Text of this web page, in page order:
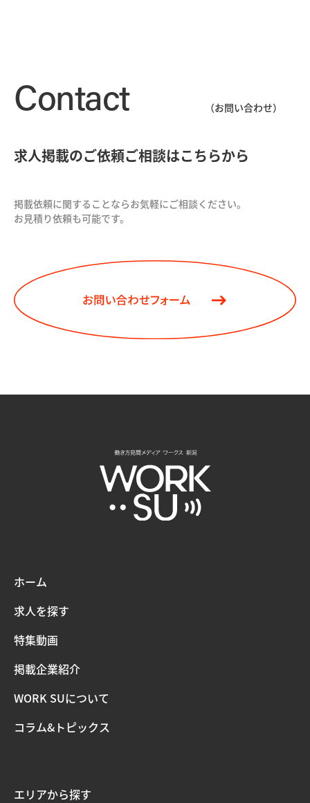
（お問い合わせ）
Contact
求人掲載のご依頼ご相談はこちらから
掲載依頼に関することならお気軽にご相談ください。
お見積り依頼も可能です。
ホーム
求人を探す
特集動画
掲載企業紹介
WORK SUについて
コラム&トピックス
エリアから探す